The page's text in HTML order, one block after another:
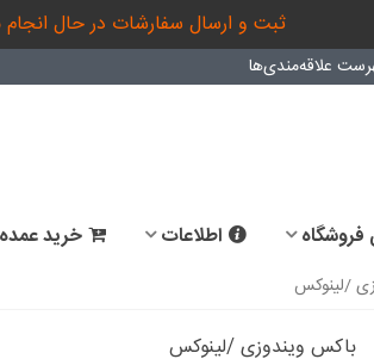
ثبت و ارسال سفارشات در حال
علاقه‌مندی‌ها
اطلاعات خرید عمده
/لینوکس
باکس ویندوزی /لینوکس